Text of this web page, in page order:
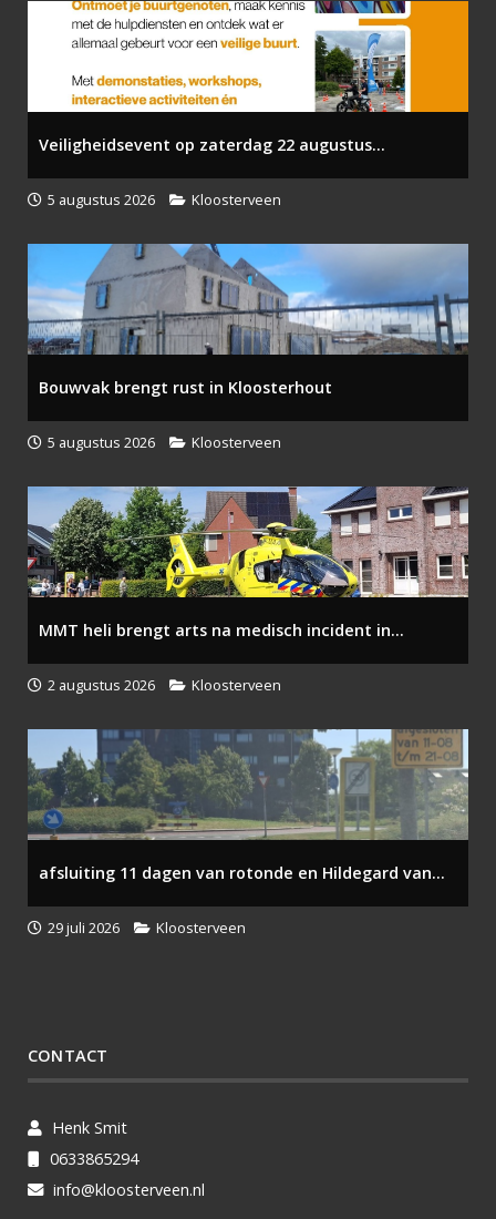
Veiligheidsevent op zaterdag 22 augustus...
5 augustus 2026 Kloosterveen
Bouwvak brengt rust in Kloosterhout
5 augustus 2026 Kloosterveen
MMT heli brengt arts na medisch incident in...
2 augustus 2026 Kloosterveen
afsluiting 11 dagen van rotonde en Hildegard van...
29 juli 2026 Kloosterveen
CONTACT
Henk Smit
0633865294
info@kloosterveen.nl